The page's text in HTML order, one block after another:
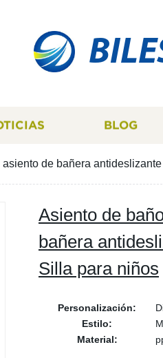
BLOG
de bañera
Asiento de
bañera
Silla para niños
Personalización:
Estilo:
Material: